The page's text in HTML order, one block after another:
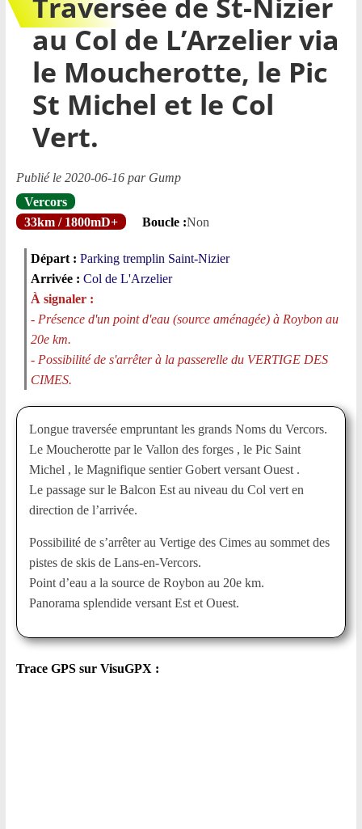
au Col de L’Arzelier via
le Moucherotte, le Pic
St Michel et le Col
Vert.
Publié le 2020-06-16 par Gump
Vercors
33km / 1800mD+
Boucle :Non
Départ : Parking tremplin Saint-Nizier
Arrivée : Col de L'Arzelier
À signaler :
- Présence d'un point d'eau (source aménagée) à Roybon au
20e km.
- Possibilité de s'arrêter à la passerelle du VERTIGE DES
CIMES.
Longue traversée empruntant les grands Noms du Vercors.
Le Moucherotte par le Vallon des forges , le Pic Saint
Michel , le Magnifique sentier Gobert versant Ouest .
Le passage sur le Balcon Est au niveau du Col vert en
direction de l’arrivée.
Possibilité de s’arrêter au Vertige des Cimes au sommet des
pistes de skis de Lans-en-Vercors.
Point d’eau a la source de Roybon au 20e km.
Panorama splendide versant Est et Ouest.
Trace GPS sur VisuGPX :